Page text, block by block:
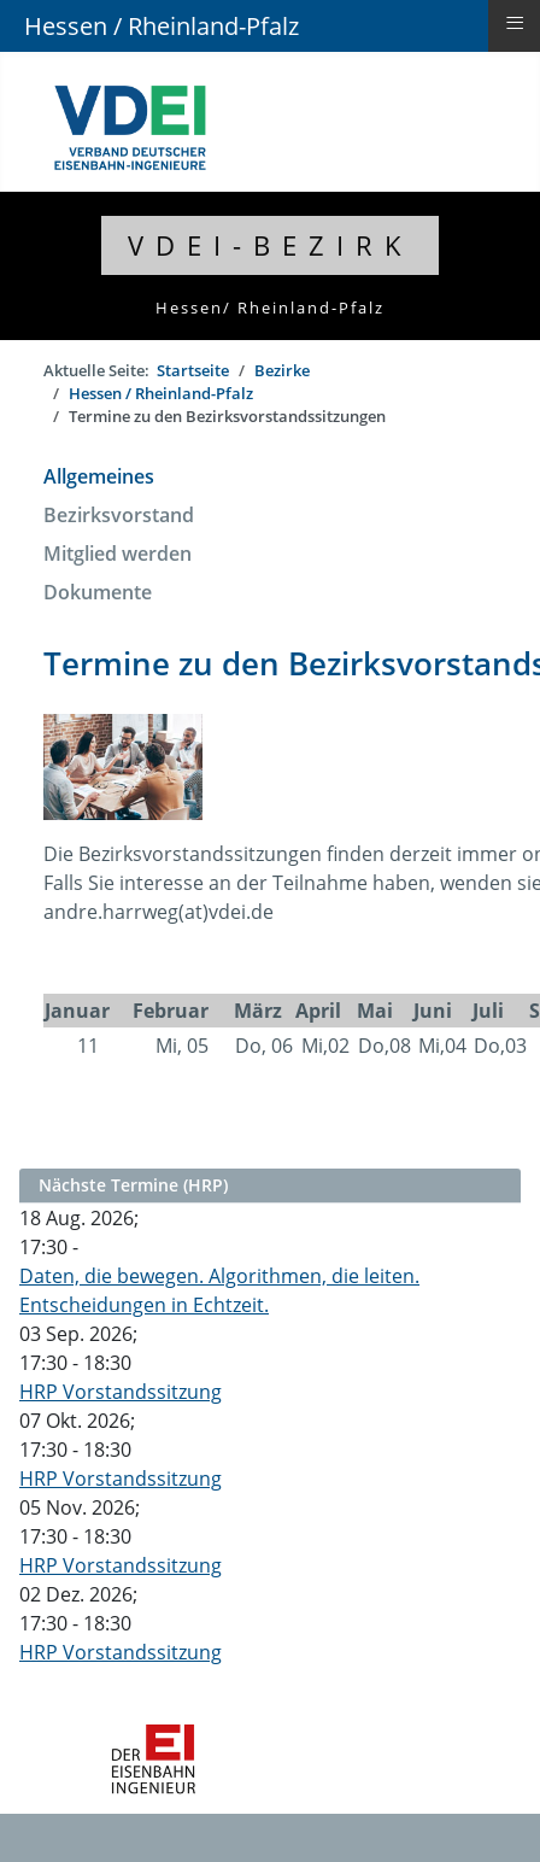
VDEI-BEZIRK
Hessen/ Rheinland-Pfalz
Aktuelle Seite: Startseite
Bezirke
Hessen / Rheinland-Pfalz
Termine zu den Bezirksvorstandssitzungen
Allgemeines
Bezirksvorstand
Mitglied werden
Dokumente
Termine zu den
Die Bezirksvorstandssitzungen finden derzeit immer
Falls Sie interesse an der Teilnahme haben, wenden
andre.harrweg(at)vdei.de
Januar Februar März April Mai Juni Juli
11
Mi, 05 Do, 06 Mi,02 Do,08 Mi,04 Do,03
Nächste Termine (HRP)
18 Aug. 2026;
17:30-
Daten, die bewegen. Algorithmen, die leiten.
Entscheidungen in Echtzeit.
03 Sep. 2026;
17:30- 18:30
HRP Vorstandssitzung
07 Okt. 2026;
17:30- 18:30
HRP Vorstandssitzung
05 Nov. 2026;
17:30- 18:30
HRP Vorstandssitzung
02 Dez. 2026;
17:30- 18:30
HRP Vorstandssitzung
Hessen / Rheinland-Pfalz ≡